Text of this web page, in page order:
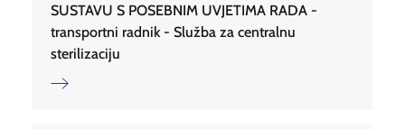
SUSTAVU S POSEBNIM UVJETIMA RADA -
transportni radnik - Služba za centralnu
sterilizaciju